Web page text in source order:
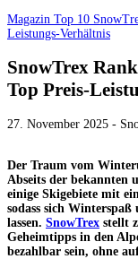
Magazin Top 10
Leistungs-Verhältnis
SnowTrex
Top Preis-
27. November 2025 -
Der Traum vom
Abseits der bekannten
einige Skigebiete mit
sodass sich
lassen. SnowTrex stellt
Geheimtipps in den
bezahlbar sein, ohne